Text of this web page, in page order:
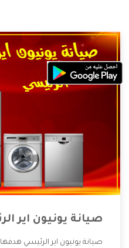
صيانة يونيون اير
صيانة يونيون اير الرئيسي